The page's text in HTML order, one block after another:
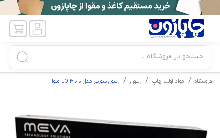
جستجو در فروشگاه ...
فروشگاه مواد اولیه چاپ ریبون ریبون سوزنی مدل LQ-300 میوا